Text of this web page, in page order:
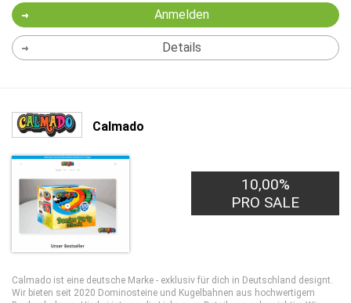
Anmelden
Details
Calmado
10,00%
PRO SALE
Calmado ist eine deutsche Marke - exklusiv für dich in Deutschland designt.
Wir bieten seit 2020 Dominosteine und Kugelbahnen aus hochwertigem